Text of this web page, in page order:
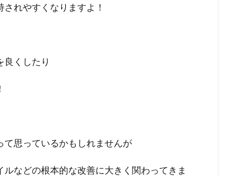
れやすくなりますよ！
良くしたり
思っているかもしれませんが
などの根本的な改善に大きく関わってきま